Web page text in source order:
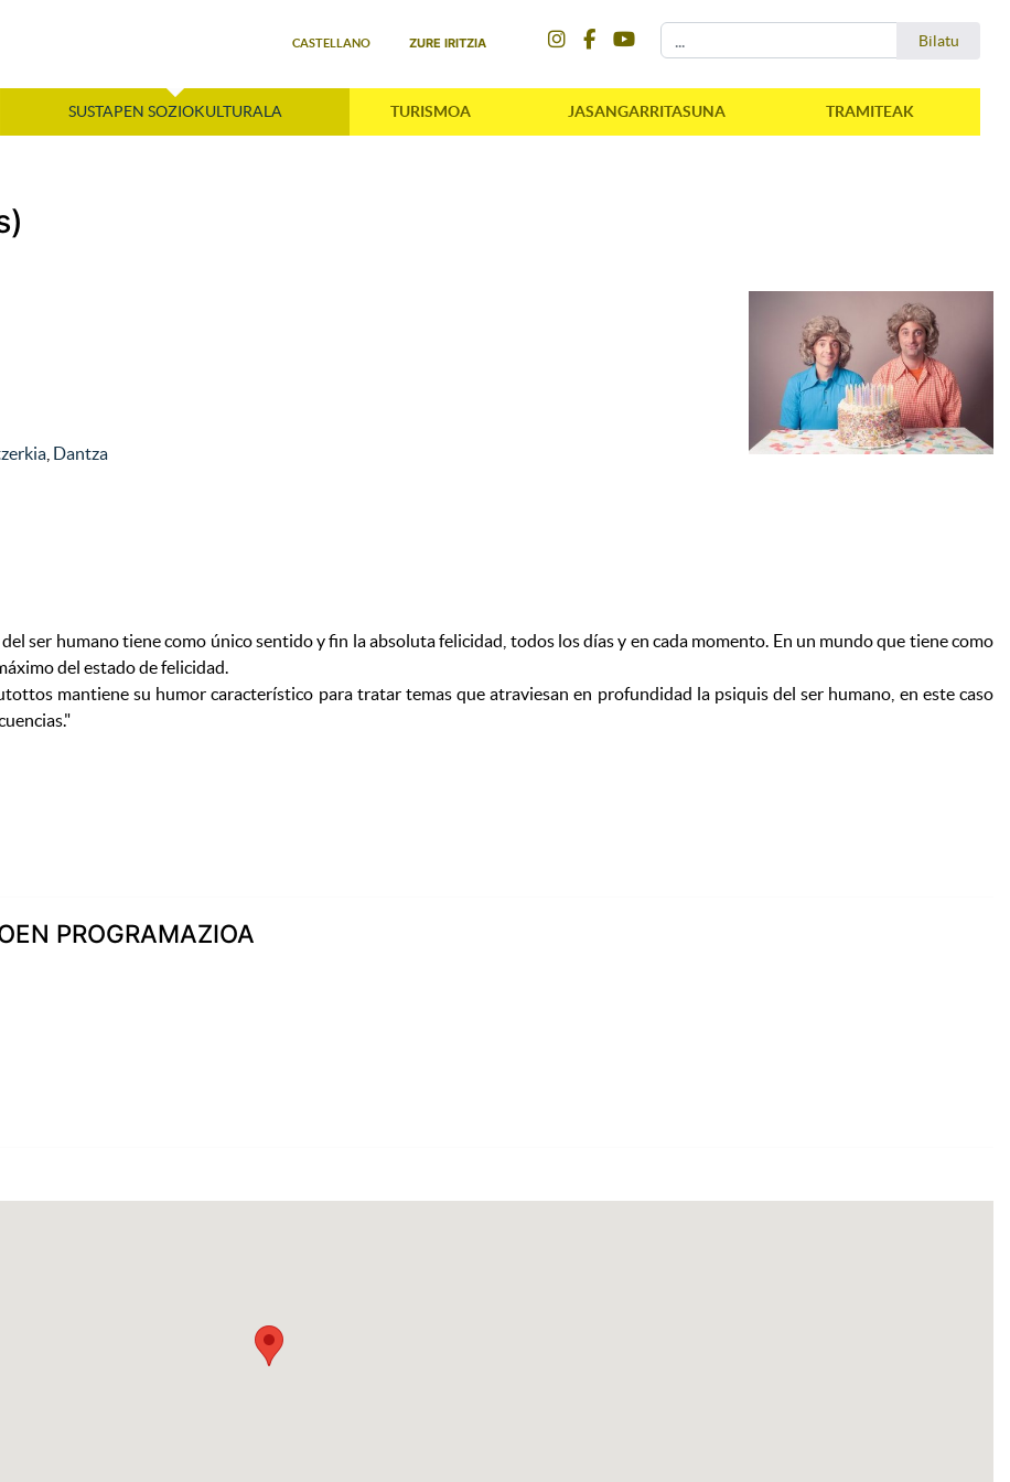
CASTELLANO ZURE IRITZIA Bilatu
SUSTAPEN SOZIOKULTURALA TURISMOA JASANGARRITASUNA TRAMITEAK
Dantza
ser humano tiene como único sentido y fin la absoluta felicidad, todos los días y en cada momento. En un mundo que tiene como
del estado de felicidad.
mantiene su humor característico para tratar temas que atraviesan en profundidad la psiquis del ser humano, en este caso
"
PROGRAMAZIOA